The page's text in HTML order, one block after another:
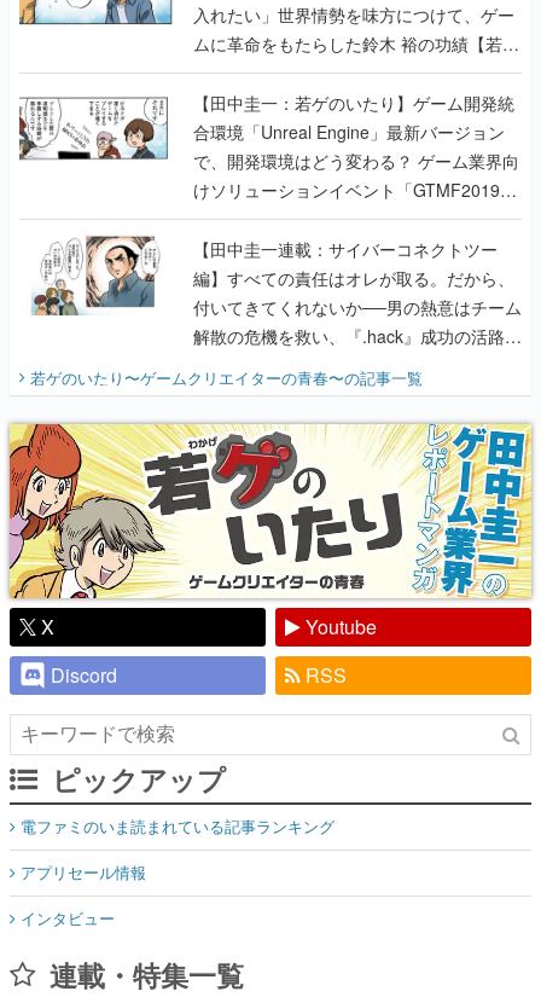
入れたい」世界情勢を味方につけて、ゲー
ムに革命をもたらした鈴木 裕の功績【若ゲ
のいたり】
【田中圭一：若ゲのいたり】ゲーム開発統
合環境「Unreal Engine」最新バージョン
で、開発環境はどう変わる？ ゲーム業界向
けソリューションイベント「GTMF2019」
に行って、より理解を深めよう【PR】
【田中圭一連載：サイバーコネクトツー
編】すべての責任はオレが取る。だから、
付いてきてくれないか──男の熱意はチーム
解散の危機を救い、『.hack』成功の活路を
『少年ジャンプ』色だった【若ゲのいた
り】
若ゲのいたり〜ゲームクリエイターの青春〜の記事一覧
X
Youtube
Discord
RSS
ピックアップ
電ファミのいま読まれている記事ランキング
アプリセール情報
インタビュー
連載・特集一覧